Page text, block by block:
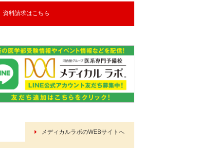
資料請求はこちら
メディカルラボのWEBサイトへ